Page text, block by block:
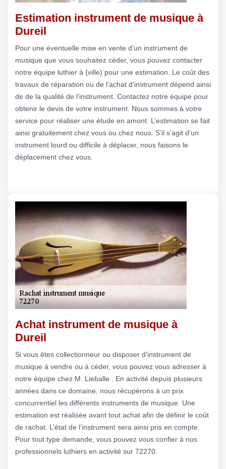
Estimation instrument de musique à
Dureil
Pour une éventuelle mise en vente d’un instrument de
musique que vous souhaitez céder, vous pouvez contacter
notre équipe luthier à {ville) pour une estimation. Le coût des
travaux de réparation ou de l’achat d’instrument dépend ainsi
de de la qualité de l’instrument. Contactez notre équipe pour
obtenir le devis de votre instrument. Nous sommes à votre
service pour réaliser une étude en amont. L’estimation se fait
ainsi gratuitement chez vous ou chez nous. S’il s’agit d’un
instrument lourd ou difficile à déplacer, nous faisons le
déplacement chez vous.
Achat instrument de musique à
Dureil
Si vous êtes collectionneur ou disposer d’instrument de
musique à vendre ou à céder, vous pouvez vous adresser à
notre équipe chez M. Lieballe . En activité depuis plusieurs
années dans ce domaine, nous récupérons à un prix
concurrentiel les différents instruments de musique. Une
estimation est réalisée avant tout achat afin de définir le coût
de rachat. L’état de l’instrument sera ainsi pris en compte.
Pour tout type demande, vous pouvez vous confier à nos
professionnels luthiers en activité sur 72270.